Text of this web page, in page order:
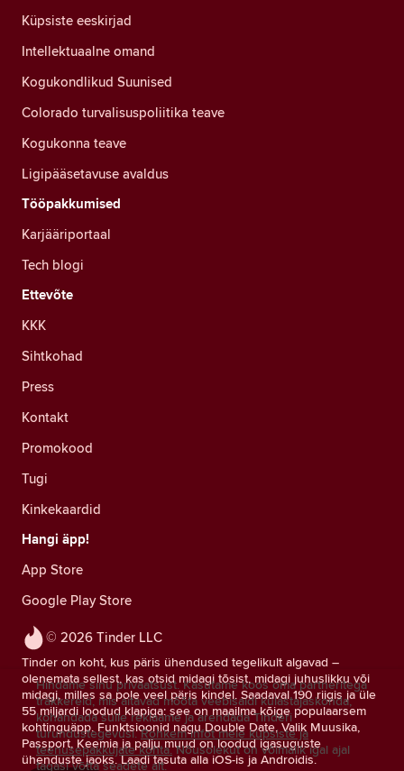
© 2026 Tinder LLC
Tinder on koht, kus päris ühendused tegelikult algavad –
olenemata sellest, kas otsid midagi tõsist, midagi juhuslikku või
midagi, milles sa pole veel päris kindel. Saadaval 190 riigis ja üle
55 miljardi loodud klapiga: see on maailma kõige populaarsem
kohtinguäpp. Funktsioonid nagu Double Date, Valik Muusika,
Passport, Keemia ja palju muud on loodud igasuguste
ühenduste jaoks. Laadi tasuta alla iOS-is ja Androidis.
Küpsiste eeskirjad
Intellektuaalne omand
Kogukondlikud Suunised
Colorado turvalisuspoliitika teave
Kogukonna teave
Ligipääsetavuse avaldus
Tööpakkumised
Karjääriportaal
Tech blogi
Ettevõte
KKK
Sihtkohad
Press
Kontakt
Promokood
Tugi
Kinkekaardid
Hangi äpp!
App Store
Google Play Store
Hindame sinu privaatsust. Kasutame koos oma partneritega
träkkereid, mis aitavad mõõta veebisaidi külastajaskonda,
kohandada sulle reklaame ja arendada Tinderi
turundustegevusi. Rohkem infot meie küpsiste ja
teenusepakkujate kohta. Nõusolekut on võimalik igal ajal
tagasi võtta seadete alt.